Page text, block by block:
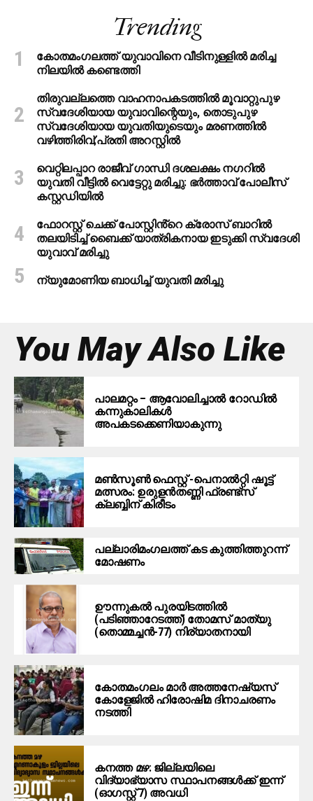
Trending
കോതമംഗലത്ത് യുവാവിനെ വീടിനുള്ളിൽ മരിച്ച
നിലയിൽ കണ്ടെത്തി
തിരുവല്ലത്തെ വാഹനാപകടത്തില്‍ മൂവാറ്റുപുഴ
സ്വദേശിയായ യുവാവിന്റെയും, തൊടുപുഴ
സ്വദേശിയായ യുവതിയുടെയും മരണത്തില്‍
വഴിത്തിരിവ്;പ്രതി അറസ്റ്റില്‍
വെറ്റിലപ്പാറ രാജീവ് ഗാന്ധി ദശലക്ഷം നഗറിൽ
യുവതി വീട്ടിൽ വെട്ടേറ്റു മരിച്ചു: ഭർത്താവ് പോലീസ്
കസ്റ്റഡിയിൽ
ഫോറസ്റ്റ് ചെക്ക് പോസ്റ്റിൻ്റെ ക്രോസ് ബാറില്‍
തലയിടിച്ച് ബൈക്ക് യാത്രികനായ ഇടുക്കി സ്വദേശി
യുവാവ് മരിച്ചു
ന്യുമോണിയ ബാധിച്ച് യുവതി മരിച്ചു
You May Also Like
പാലമറ്റം – ആവോലിച്ചാൽ റോഡിൽ
കന്നുകാലികൾ
അപകടക്കെണിയാകുന്നു
മൺസൂൺ ഫെസ്റ്റ് -പെനാൽറ്റി ഷൂട്ട്
മത്സരം: ഉരുളൻതണ്ണി ഫ്രണ്ട്സ്
ക്ലബ്ബിന് കിരീടം
പ​ല്ലാ​രി​മം​ഗ​ല​ത്ത് ക​ട കു​ത്തി​ത്തുറ​ന്ന്
മോ​ഷ​ണം
ഊന്നുകല്‍ പുരയിടത്തില്‍
(പടിഞ്ഞാറേടത്ത്) തോമസ് മാത്യു
(തൊമ്മച്ചന്‍-77) നിര്യാതനായി
കോതമംഗലം മാര്‍ അത്തനേഷ്യസ്
കോളേജില്‍ ഹിരോഷിമ ദിനാചരണം
നടത്തി
കനത്ത മഴ: ജില്ലയിലെ
വിദ്യാഭ്യാസ സ്ഥാപനങ്ങള്‍ക്ക് ഇന്ന്
(ഓഗസ്റ്റ് 7) അവധി